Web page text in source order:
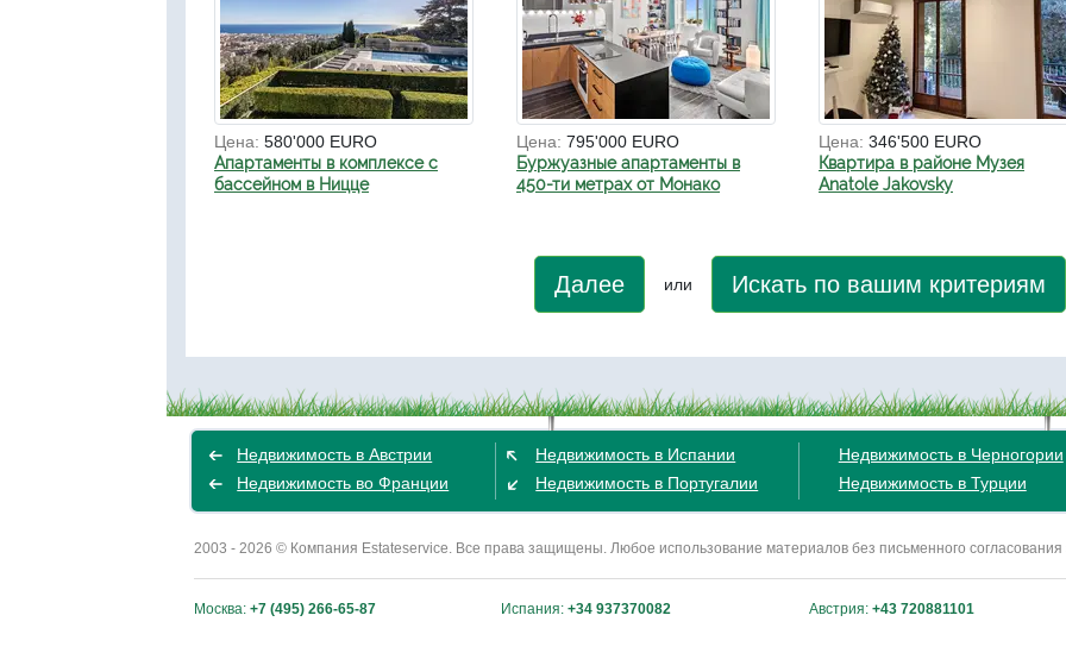
Цена: 580'000 EURO
Апартаменты в комплексе с
бассейном в Ницце
Цена: 795'000 EURO
Буржуазные апартаменты в
450-ти метрах от Монако
Цена: 346'500 EURO
Квартира в районе Музея
Anatole Jakovsky
Далее или Искать по вашим критериям
Недвижимость в Австрии
Недвижимость во Франции
Недвижимость в Испании
Недвижимость в Португалии
Недвижимость в Черногории
Недвижимость в Турции
2003 - 2026 © Компания Estateservice. Все права защищены. Любое использование материалов без письменного
Москва: +7 (495) 266-65-87 Испания: +34 937370082 Австрия: +43 720881101